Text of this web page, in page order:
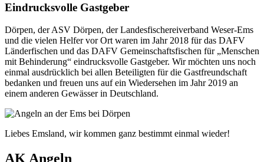
Eindrucksvolle Gastgeber
Dörpen, der ASV Dörpen, der Landesfischereiverband Weser-Ems
und die vielen Helfer vor Ort waren im Jahr 2018 für das DAFV
Länderfischen und das DAFV Gemeinschaftsfischen für „Menschen
mit Behinderung“ eindrucksvolle Gastgeber. Wir möchten uns noch
einmal ausdrücklich bei allen Beteiligten für die Gastfreundschaft
bedanken und freuen uns auf ein Wiedersehen im Jahr 2019 an
einem anderen Gewässer in Deutschland.
Liebes Emsland, wir kommen ganz bestimmt einmal wieder!
AK Angeln